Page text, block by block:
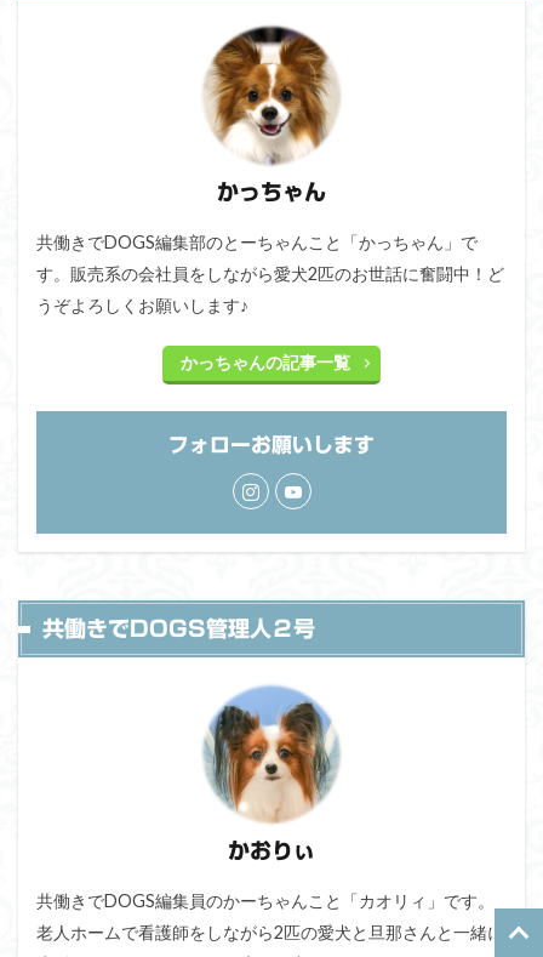
かっちゃん
共働きでDOGS編集部のとーちゃんこと「かっちゃん」で
す。販売系の会社員をしながら愛犬2匹のお世話に奮闘中！ど
うぞよろしくお願いします♪
かっちゃんの記事一覧
フォローお願いします
共働きでDOGS管理人２号
かおりぃ
共働きでDOGS編集員のかーちゃんこと「カオリィ」です。
老人ホームで看護師をしながら2匹の愛犬と旦那さんと一緒に